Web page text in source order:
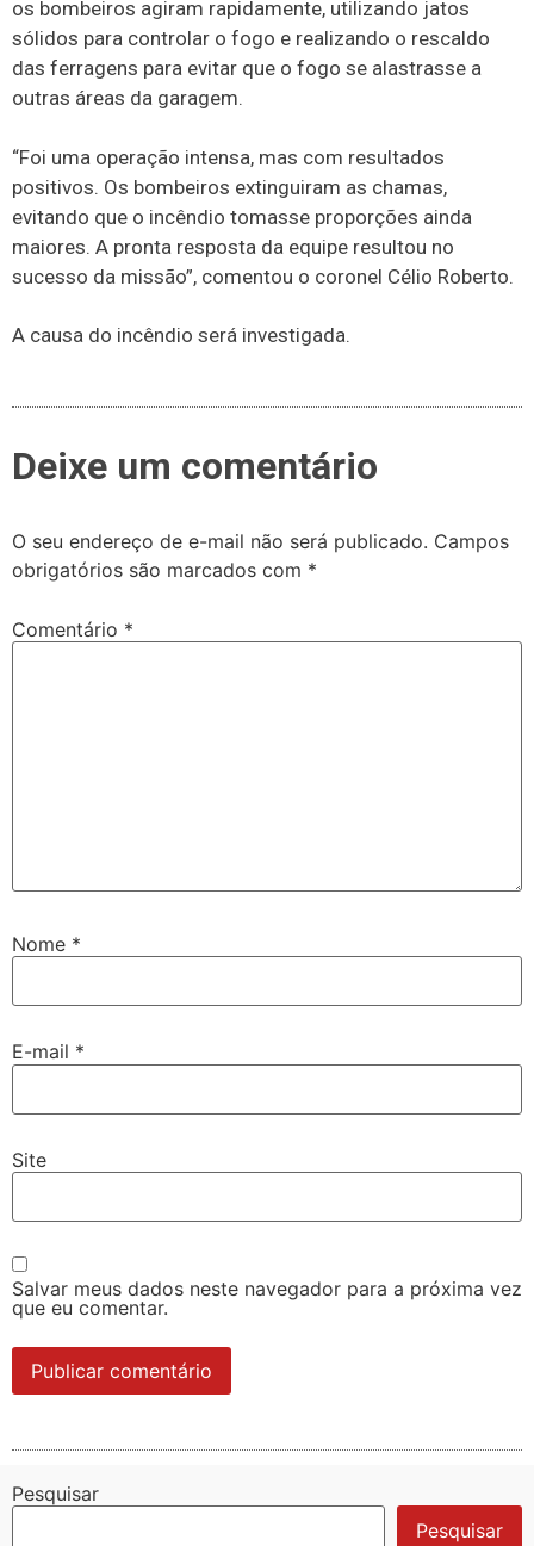
os bombeiros agiram rapidamente, utilizando jatos
sólidos para controlar o fogo e realizando o rescaldo
das ferragens para evitar que o fogo se alastrasse a
outras áreas da garagem.
“Foi uma operação intensa, mas com resultados
positivos. Os bombeiros extinguiram as chamas,
evitando que o incêndio tomasse proporções ainda
maiores. A pronta resposta da equipe resultou no
sucesso da missão”, comentou o coronel Célio Roberto.
A causa do incêndio será investigada.
Deixe um comentário
O seu endereço de e-mail não será publicado. Campos
obrigatórios são marcados com *
Comentário *
Nome *
E-mail *
Site
Salvar meus dados neste navegador para a próxima vez
que eu comentar.
Pesquisar
Pesquisar